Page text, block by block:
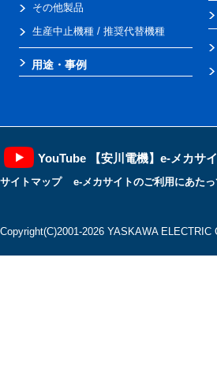
その他製品
生産中止機種 / 推奨代替機種
用途・事例
YouTube 【安川電機】e-メカサ
サイトマップ e-メカサイトのご利用にあたっ
Copyright(C)2001‐2026 YASKAWA